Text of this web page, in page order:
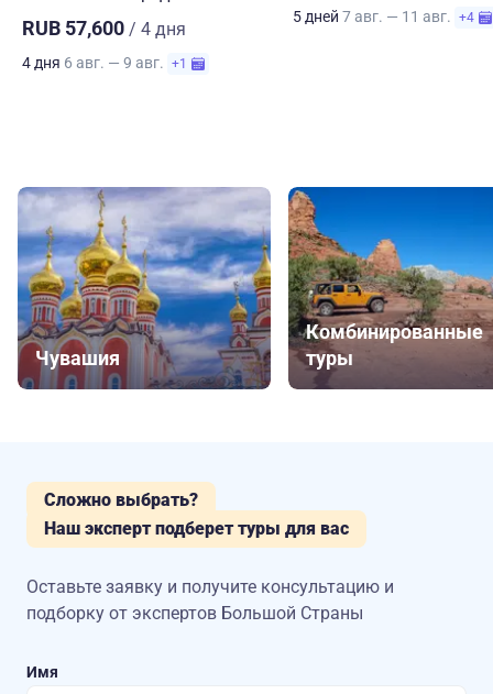
RUB 57,600 / 4 дня
4 дня 6 авг. — 9 авг. +1
5 дней 7 авг. — 11 авг. +4
Чувашия
Комбинированные
туры
Сложно выбрать?
Наш эксперт подберет туры для вас
Оставьте заявку и получите консультацию и
подборку от экспертов Большой Страны
Имя